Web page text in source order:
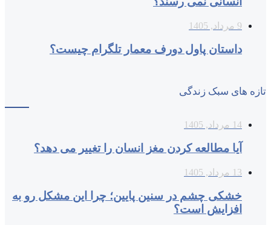
9 مرداد, 1405
داستان پاول دورف معمار تلگرام چیست؟
تازه های سبک زندگی
14 مرداد, 1405
آیا مطالعه کردن مغز انسان را تغییر می‌ دهد؟
13 مرداد, 1405
خشکی چشم در سنین پایین؛ چرا این مشکل رو به
افزایش است؟